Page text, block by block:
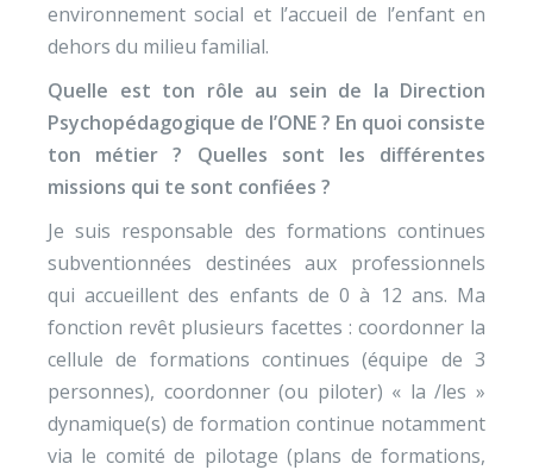
environnement social et l’accueil de l’enfant en
dehors du milieu familial.
Quelle est ton rôle au sein de la Direction
Psychopédagogique de l’ONE ? En quoi consiste
ton métier ? Quelles sont les différentes
missions qui te sont confiées ?
Je suis responsable des formations continues
subventionnées destinées aux professionnels
qui accueillent des enfants de 0 à 12 ans. Ma
fonction revêt plusieurs facettes : coordonner la
cellule de formations continues (équipe de 3
personnes), coordonner (ou piloter) « la /les »
dynamique(s) de formation continue notamment
via le comité de pilotage (plans de formations,